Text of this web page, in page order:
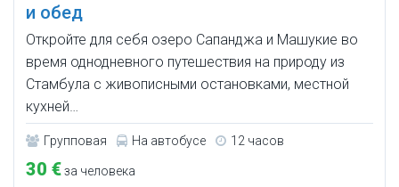
и обед
Откройте для себя озеро Сапанджа и Машукие во
время однодневного путешествия на природу из
Стамбула с живописными остановками, местной
кухней…
Групповая На автобусе 12 часов
30 €за человека